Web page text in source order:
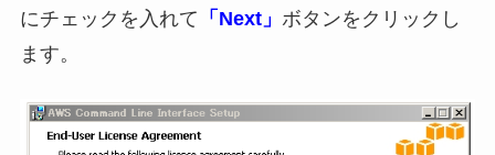
にチェックを入れて 「Next」 ボタンをクリックし
ます。